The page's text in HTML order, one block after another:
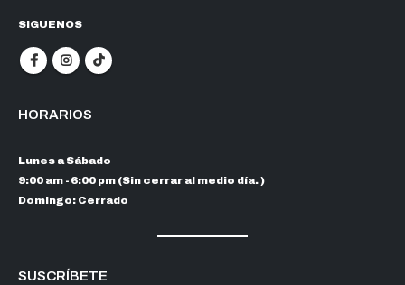
SIGUENOS
HORARIOS
Lunes a Sábado
9:00 am - 6:00 pm (Sin cerrar al medio día. )
Domingo: Cerrado
SUSCRÍBETE